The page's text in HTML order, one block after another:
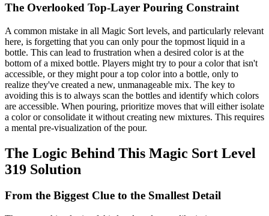
The Overlooked Top-Layer Pouring Constraint
A common mistake in all Magic Sort levels, and particularly relevant
here, is forgetting that you can only pour the topmost liquid in a
bottle. This can lead to frustration when a desired color is at the
bottom of a mixed bottle. Players might try to pour a color that isn't
accessible, or they might pour a top color into a bottle, only to
realize they've created a new, unmanageable mix. The key to
avoiding this is to always scan the bottles and identify which colors
are accessible. When pouring, prioritize moves that will either isolate
a color or consolidate it without creating new mixtures. This requires
a mental pre-visualization of the pour.
The Logic Behind This Magic Sort Level
319 Solution
From the Biggest Clue to the Smallest Detail